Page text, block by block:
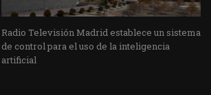
Radio Televisión Madrid establece un sistema
de control para el uso de la inteligencia
artificial